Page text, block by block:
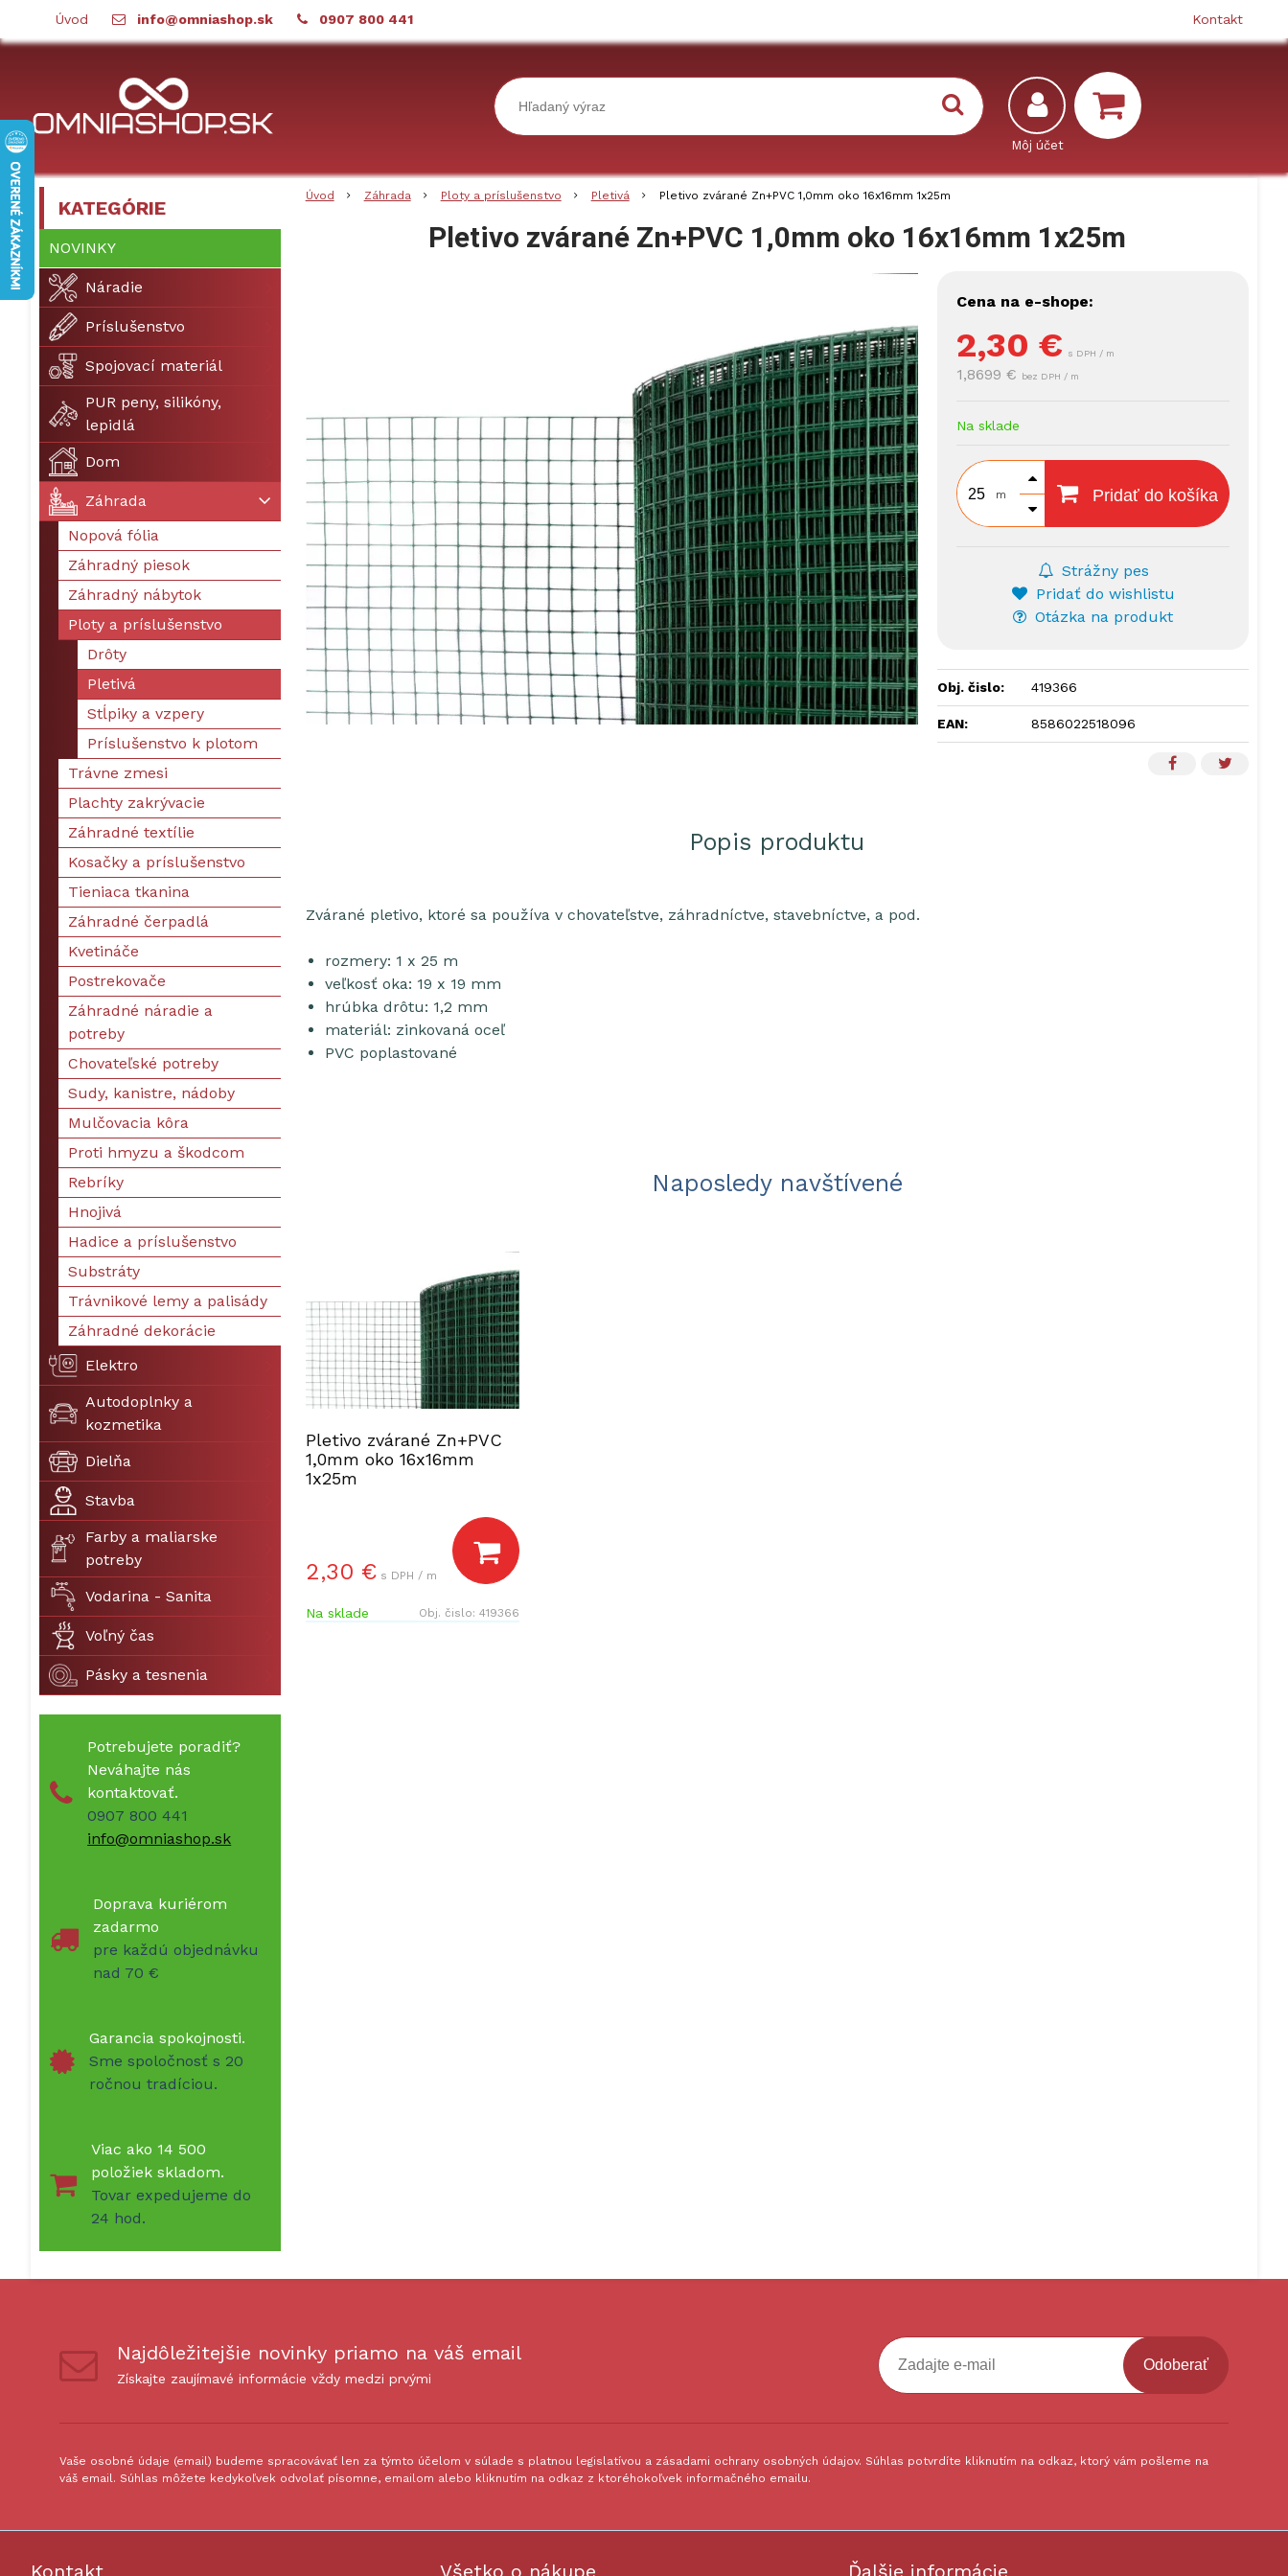
Úvod info@omniashop.sk 0907 800 441 Kontakt
Úvod Záhrada Ploty a príslušenstvo Pletivá Pletivo zvárané Zn+PVC 1,0mm oko 16x16mm 1x25m
Pletivo zvárané Zn+PVC 1,0mm oko 16x16mm 1x25m
Cena na e-shope:
2,30 € s DPH / m
1,8699 € bez DPH / m
Na sklade
m Pridať do košíka
Strážny pes
Pridať do wishlistu
Otázka na produkt
Obj. čislo: 419366
EAN: 8586022518096
Popis produktu
Zvárané pletivo, ktoré sa používa v chovateľstve, záhradníctve, stavebníctve, a pod.
rozmery: 1 x 25 m
veľkosť oka: 19 x 19 mm
hrúbka drôtu: 1,2 mm
materiál: zinkovaná oceľ
PVC poplastované
Naposledy navštívené
Pletivo zvárané Zn+PVC
1,0mm oko 16x16mm
1x25m
2,30 € s DPH / m
Na sklade Obj. čislo:419366
KATEGÓRIE
NOVINKY
Náradie
Príslušenstvo
Spojovací materiál
PUR peny, silikóny,
lepidlá
Dom
Záhrada
Nopová fólia
Záhradný piesok
Záhradný nábytok
Ploty a príslušenstvo
Drôty
Pletivá
Stĺpiky a vzpery
Príslušenstvo k plotom
Trávne zmesi
Plachty zakrývacie
Záhradné textílie
Kosačky a príslušenstvo
Tieniaca tkanina
Záhradné čerpadlá
Kvetináče
Postrekovače
Záhradné náradie a
potreby
Chovateľské potreby
Sudy, kanistre, nádoby
Mulčovacia kôra
Proti hmyzu a škodcom
Rebríky
Hnojivá
Hadice a príslušenstvo
Substráty
Trávnikové lemy a palisády
Záhradné dekorácie
Elektro
Autodoplnky a
kozmetika
Dielňa
Stavba
Farby a maliarske
potreby
Vodarina - Sanita
Voľný čas
Pásky a tesnenia
Potrebujete poradiť?
Neváhajte nás
kontaktovať.
0907 800 441
info@omniashop.sk
Doprava kuriérom
zadarmo
pre každú objednávku
nad 70 €
Garancia spokojnosti.
Sme spoločnosť s 20
ročnou tradíciou.
Viac ako 14 500
položiek skladom.
Tovar expedujeme do
24 hod.
Najdôležitejšie novinky priamo na váš email
Získajte zaujímavé informácie vždy medzi prvými
Odoberať
Vaše osobné údaje (email) budeme spracovávať len za týmto účelom v súlade s platnou legislatívou a zásadami ochrany osobných údajov. Súhlas potvrdíte kliknutím na odkaz, ktorý vám pošleme na
váš email. Súhlas môžete kedykoľvek odvolať písomne, emailom alebo kliknutím na odkaz z ktoréhokoľvek informačného emailu.
Kontakt Všetko o nákupe Ďalšie informácie